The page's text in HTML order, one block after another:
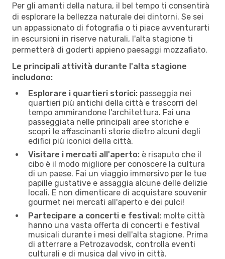
Per gli amanti della natura, il bel tempo ti consentirà
di esplorare la bellezza naturale dei dintorni. Se sei
un appassionato di fotografia o ti piace avventurarti
in escursioni in riserve naturali, l'alta stagione ti
permetterà di goderti appieno paesaggi mozzafiato.
Le principali attività durante l'alta stagione
includono:
Esplorare i quartieri storici: passeggia nei
quartieri più antichi della città e trascorri del
tempo ammirandone l'architettura. Fai una
passeggiata nelle principali aree storiche e
scopri le affascinanti storie dietro alcuni degli
edifici più iconici della città.
Visitare i mercati all'aperto: è risaputo che il
cibo è il modo migliore per conoscere la cultura
di un paese. Fai un viaggio immersivo per le tue
papille gustative e assaggia alcune delle delizie
locali. E non dimenticare di acquistare souvenir
gourmet nei mercati all'aperto e dei pulci!
Partecipare a concerti e festival: molte città
hanno una vasta offerta di concerti e festival
musicali durante i mesi dell'alta stagione. Prima
di atterrare a Petrozavodsk, controlla eventi
culturali e di musica dal vivo in città.